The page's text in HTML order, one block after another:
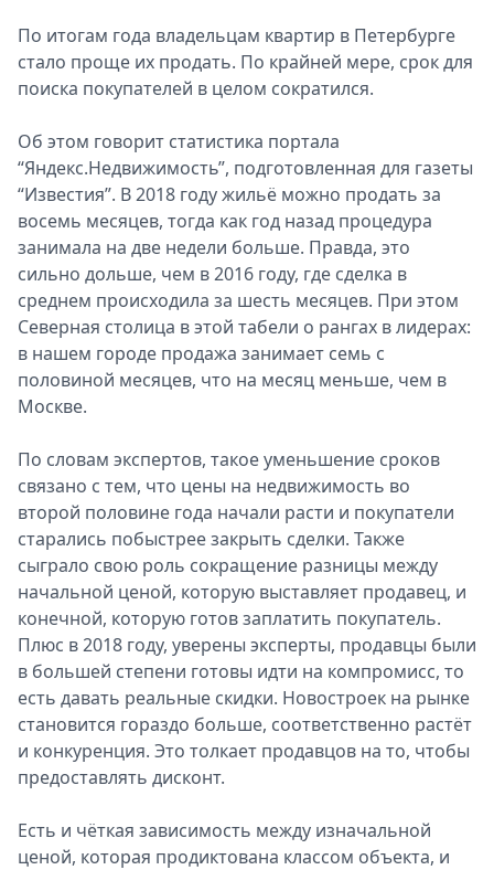
По итогам года владельцам квартир в Петербурге
стало проще их продать. По крайней мере, срок для
поиска покупателей в целом сократился.
Об этом говорит статистика портала
“Яндекс.Недвижимость”, подготовленная для газеты
“Известия”. В 2018 году жильё можно продать за
восемь месяцев, тогда как год назад процедура
занимала на две недели больше. Правда, это
сильно дольше, чем в 2016 году, где сделка в
среднем происходила за шесть месяцев. При этом
Северная столица в этой табели о рангах в лидерах:
в нашем городе продажа занимает семь с
половиной месяцев, что на месяц меньше, чем в
Москве.
По словам экспертов, такое уменьшение сроков
связано с тем, что цены на недвижимость во
второй половине года начали расти и покупатели
старались побыстрее закрыть сделки. Также
сыграло свою роль сокращение разницы между
начальной ценой, которую выставляет продавец, и
конечной, которую готов заплатить покупатель.
Плюс в 2018 году, уверены эксперты, продавцы были
в большей степени готовы идти на компромисс, то
есть давать реальные скидки. Новостроек на рынке
становится гораздо больше, соответственно растёт
и конкуренция. Это толкает продавцов на то, чтобы
предоставлять дисконт.
Есть и чёткая зависимость между изначальной
ценой, которая продиктована классом объекта, и